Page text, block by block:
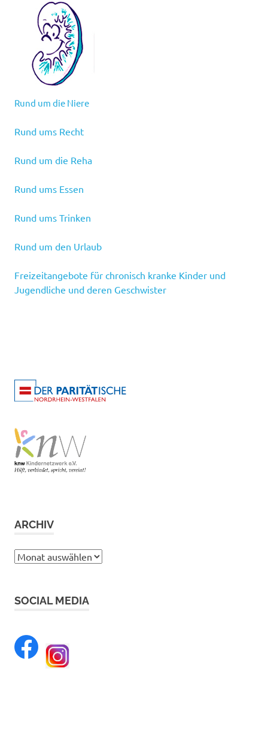
Rund um die Niere
Rund ums Recht
Rund um die Reha
Rund ums Essen
Rund ums Trinken
Rund um den Urlaub
Freizeitangebote für chronisch kranke Kinder und
Jugendliche und deren Geschwister
ARCHIV
Archiv
SOCIAL MEDIA